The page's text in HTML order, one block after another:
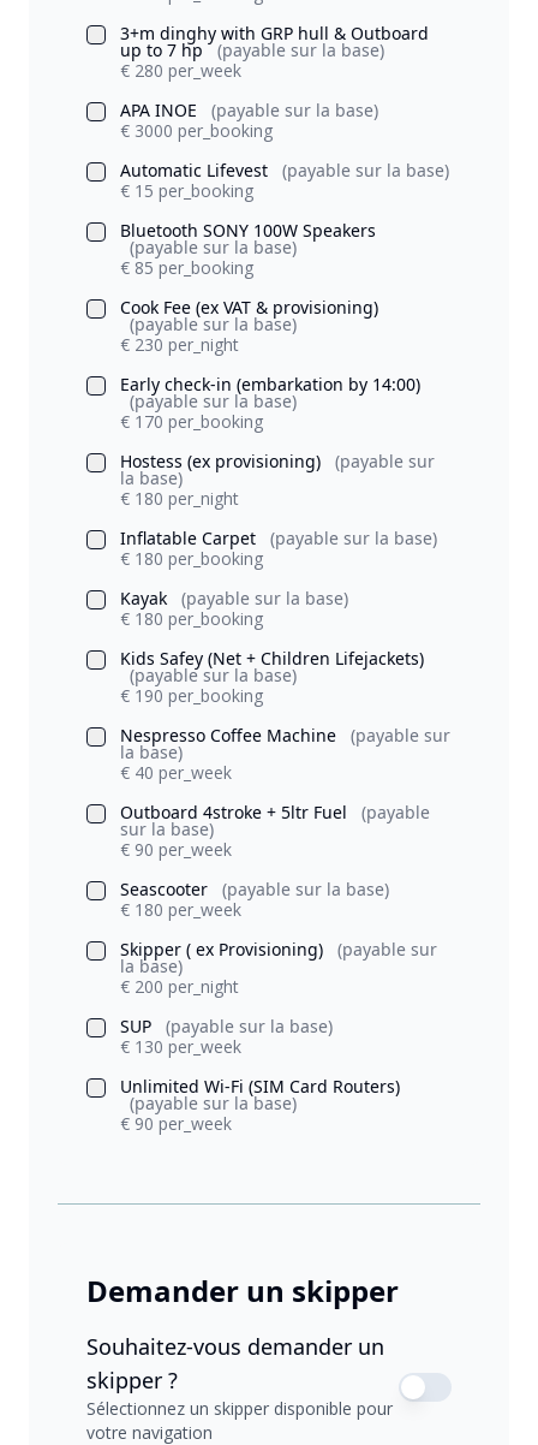
3+m dinghy with GRP hull & Outboard
up to 7 hp
(payable sur la base)
€ 280 per_week
APA INOE
(payable sur la base)
€ 3000 per_booking
Automatic Lifevest
(payable sur la base)
€ 15 per_booking
Bluetooth SONY 100W Speakers
(payable sur la base)
€ 85 per_booking
Cook Fee (ex VAT & provisioning)
(payable sur la base)
€ 230 per_night
Early check-in (embarkation by 14:00)
(payable sur la base)
€ 170 per_booking
Hostess (ex provisioning)
(payable sur
la base)
€ 180 per_night
Inflatable Carpet
(payable sur la base)
€ 180 per_booking
Kayak
(payable sur la base)
€ 180 per_booking
Kids Safey (Net + Children Lifejackets)
(payable sur la base)
€ 190 per_booking
Nespresso Coffee Machine
(payable sur
la base)
€ 40 per_week
Outboard 4stroke + 5ltr Fuel
(payable
sur la base)
€ 90 per_week
Seascooter
(payable sur la base)
€ 180 per_week
Skipper ( ex Provisioning)
(payable sur
la base)
€ 200 per_night
SUP
(payable sur la base)
€ 130 per_week
Unlimited Wi-Fi (SIM Card Routers)
(payable sur la base)
€ 90 per_week
Demander un skipper
Souhaitez-vous demander un
skipper ?
Sélectionnez un skipper disponible pour
votre navigation